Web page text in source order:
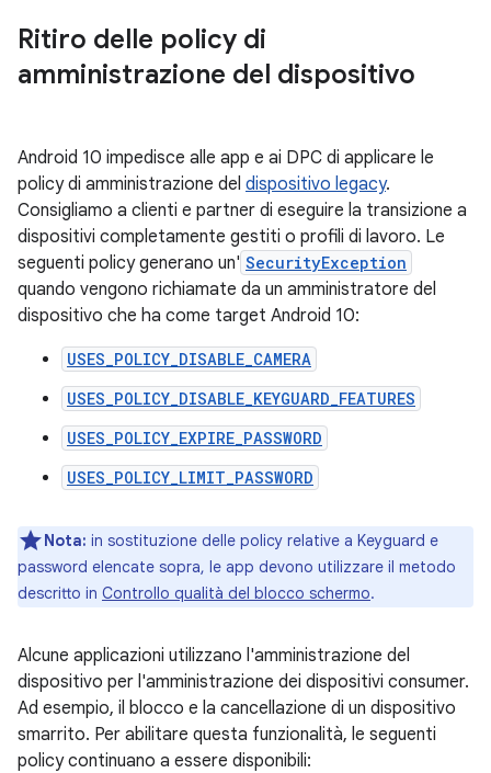
Ritiro delle policy di
amministrazione del dispositivo
Android 10 impedisce alle app e ai DPC di applicare le
policy di amministrazione del dispositivo legacy.
Consigliamo a clienti e partner di eseguire la transizione a
dispositivi completamente gestiti o profili di lavoro. Le
seguenti policy generano un' SecurityException
quando vengono richiamate da un amministratore del
dispositivo che ha come target Android 10:
USES_POLICY_DISABLE_CAMERA
USES_POLICY_DISABLE_KEYGUARD_FEATURES
USES_POLICY_EXPIRE_PASSWORD
USES_POLICY_LIMIT_PASSWORD
Nota: in sostituzione delle policy relative a Keyguard e
password elencate sopra, le app devono utilizzare il metodo
descritto in Controllo qualità del blocco schermo.
Alcune applicazioni utilizzano l'amministrazione del
dispositivo per l'amministrazione dei dispositivi consumer.
Ad esempio, il blocco e la cancellazione di un dispositivo
smarrito. Per abilitare questa funzionalità, le seguenti
policy continuano a essere disponibili: